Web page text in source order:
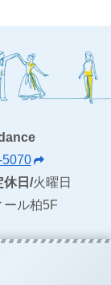
休日/火曜日
ール柏5F